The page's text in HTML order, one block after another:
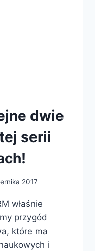
dwie
serii
2017
właśnie
przygód
które ma
i